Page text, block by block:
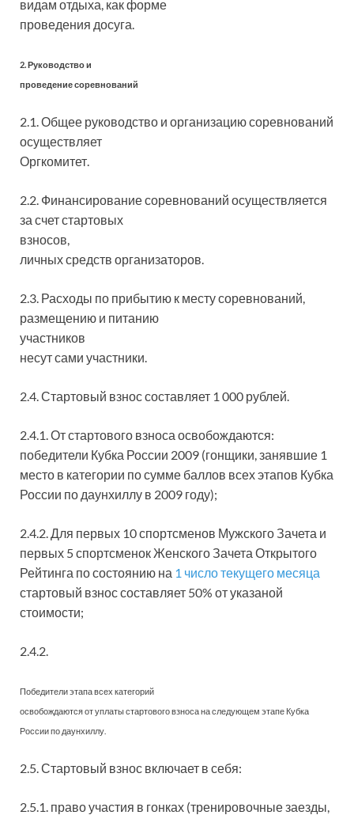
видам отдыха, как форме
проведения досуга.
2. Руководство и
проведение соревнований
2.1. Общее руководство и организацию соревнований
осуществляет
Оргкомитет.
2.2. Финансирование соревнований осуществляется
за счет стартовых
взносов,
личных средств организаторов.
2.3. Расходы по прибытию к месту соревнований,
размещению и питанию
участников
несут сами участники.
2.4. Стартовый взнос составляет 1 000 рублей.
2.4.1. От стартового взноса освобождаются:
победители Кубка России 2009 (гонщики, занявшие 1
место в категории по сумме баллов всех этапов Кубка
России по даунхиллу в 2009 году);
2.4.2. Для первых 10 спортсменов Мужского Зачета и
первых 5 спортсменок Женского Зачета Открытого
Рейтинга по состоянию на 1 число текущего месяца
стартовый взнос составляет 50% от указаной
стоимости;
2.4.2.
Победители этапа всех категорий
освобождаются от уплаты стартового взноса на следующем этапе Кубка
России по даунхиллу.
2.5. Стартовый взнос включает в себя:
2.5.1. право участия в гонках (тренировочные заезды,